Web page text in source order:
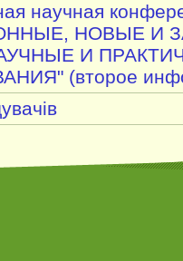
научная
НОВЫЕ И
И
(второе